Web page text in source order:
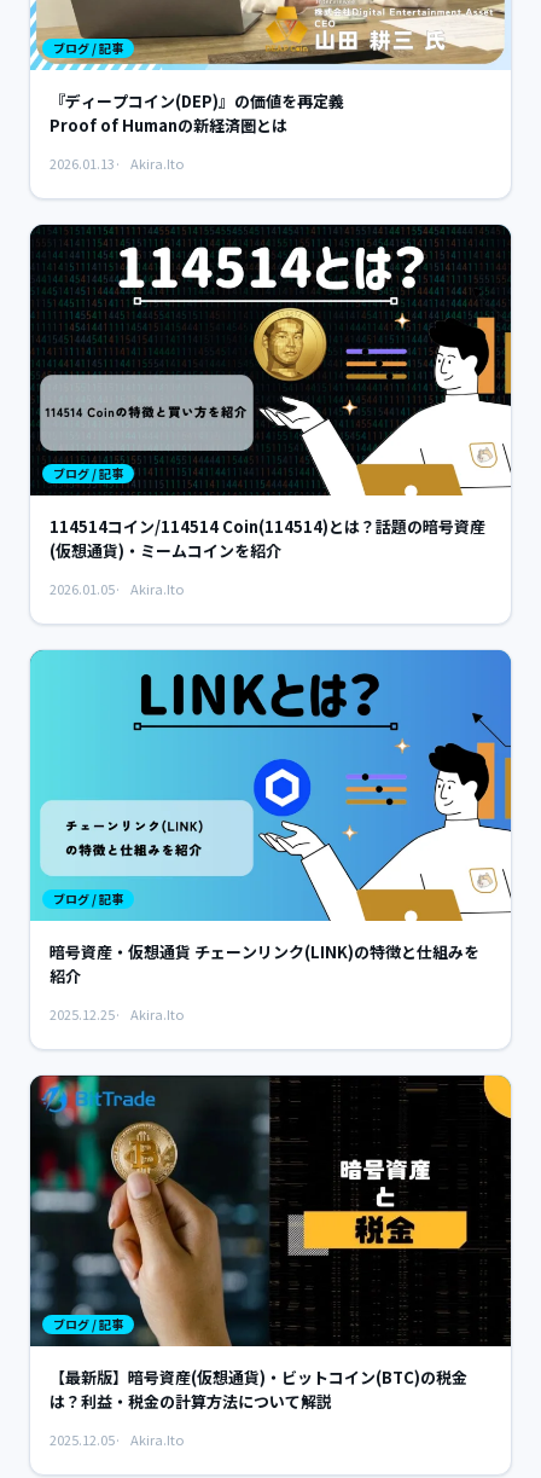
ブログ / 記事
『ディープコイン(DEP)』の価値を再定義
Proof of Humanの新経済圏とは
2026.01.13 Akira.Ito
ブログ / 記事
114514コイン/114514 Coin(114514)とは？話題の暗号資産
(仮想通貨)・ミームコインを紹介
2026.01.05 Akira.Ito
ブログ / 記事
暗号資産・仮想通貨 チェーンリンク(LINK)の特徴と仕組みを
紹介
2025.12.25 Akira.Ito
ブログ / 記事
【最新版】暗号資産(仮想通貨)・ビットコイン(BTC)の税金
は？利益・税金の計算方法について解説
2025.12.05 Akira.Ito